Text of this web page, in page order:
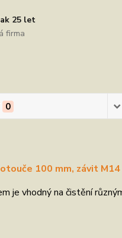
25 let
firma
0
100 mm, závit M14
vhodný na čistění